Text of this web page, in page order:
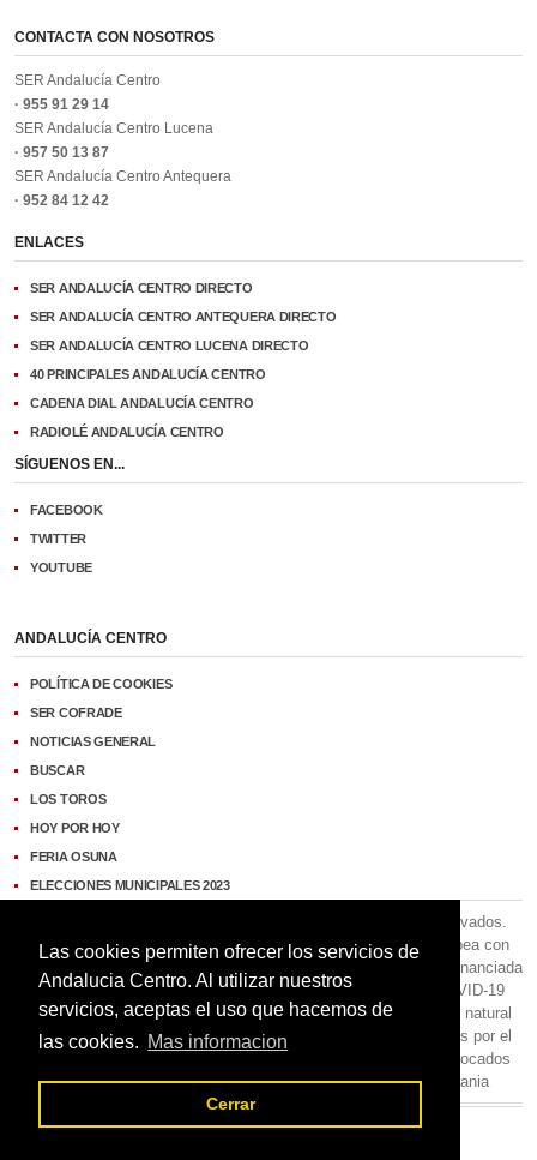
Las cookies permiten ofrecer los servicios de
Andalucia Centro. Al utilizar nuestros
servicios, aceptas el uso que hacemos de
las cookies. Mas informacion
Cerrar
CONTACTA CON NOSOTROS
SER Andalucía Centro
· 955 91 29 14
SER Andalucía Centro Lucena
· 957 50 13 87
SER Andalucía Centro Antequera
· 952 84 12 42
ENLACES
SER ANDALUCÍA CENTRO DIRECTO
SER ANDALUCÍA CENTRO ANTEQUERA DIRECTO
SER ANDALUCÍA CENTRO LUCENA DIRECTO
40 PRINCIPALES ANDALUCÍA CENTRO
CADENA DIAL ANDALUCÍA CENTRO
RADIOLÉ ANDALUCÍA CENTRO
SÍGUENOS EN...
FACEBOOK
TWITTER
YOUTUBE
ANDALUCÍA CENTRO
POLÍTICA DE COOKIES
SER COFRADE
NOTICIAS GENERAL
BUSCAR
LOS TOROS
HOY POR HOY
FERIA OSUNA
ELECCIONES MUNICIPALES 2023
Copyright © 2026 Andalucía Centro. Todos los derechos reservados.
OPCION RADIO S.L.ha recibido una ayuda de la Unión Europea con
cargo al Programa Operativo FEDER de Andalucía 2014-2020, financiada
como parte de la respuesta de la Unión a la pandemia de COVID-19
(REACT-UE), para compensar el sobrecoste energético de gas natural
y/o electricidad a pymes y autónomos especialmente afectados por el
incremento de los precios del gas natural y la electricidad provocados
por el impacto de la guerra de agresión de Rusia contra Ucrania